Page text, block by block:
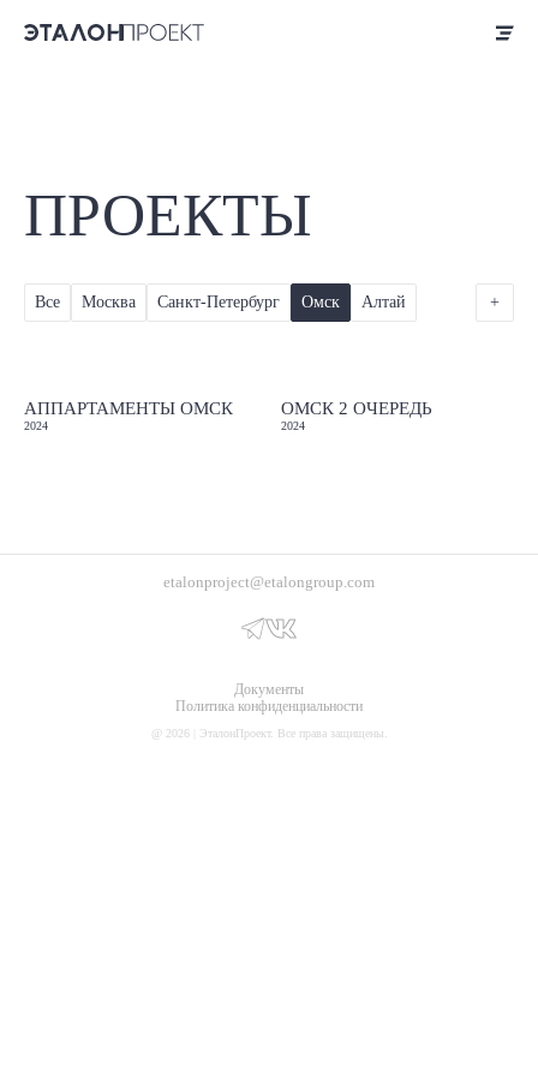
ПРОЕКТЫ
Все Москва Санкт-Петербург Омск Алтай +
АППАРТАМЕНТЫ ОМСК
2024
ОМСК 2 ОЧЕРЕДЬ
2024
etalonproject@etalongroup.com
Документы
Политика конфиденциальности
@ 2026 | ЭталонПроект. Все права защищены.